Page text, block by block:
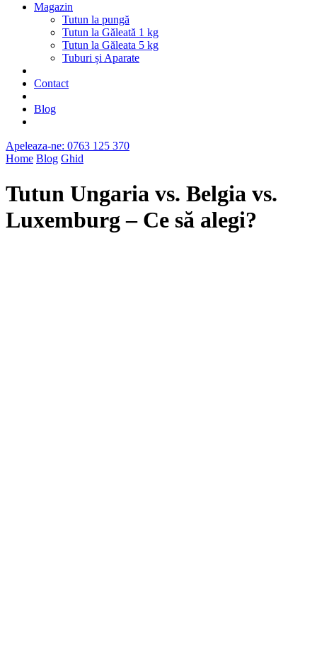
Magazin
Tutun la pungă
Tutun la Găleată 1 kg
Tutun la Găleata 5 kg
Tuburi și Aparate
Contact
Blog
Apeleaza-ne: 0763 125 370
Home Blog Ghid
Tutun Ungaria vs. Belgia vs.
Luxemburg – Ce să alegi?